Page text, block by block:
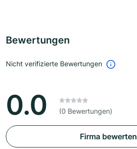
Bewertungen
Nicht verifizierte Bewertungen
0.0 (0 Bewertungen)
Firma bewerten